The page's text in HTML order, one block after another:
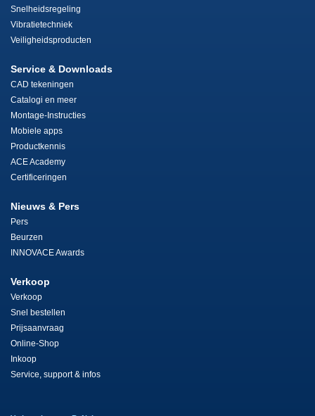
Snelheidsregeling
Vibratietechniek
Veiligheidsproducten
Service & Downloads
CAD tekeningen
Catalogi en meer
Montage-Instructies
Mobiele apps
Productkennis
ACE Academy
Certificeringen
Nieuws & Pers
Pers
Beurzen
INNOVACE Awards
Verkoop
Verkoop
Snel bestellen
Prijsaanvraag
Online-Shop
Inkoop
Service, support & infos